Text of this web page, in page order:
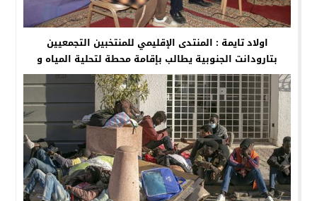
اولاد تايمة : المنتدى الإقليمي للمنتخبين التجمعيين
بتارودانت الجنوبية يطالب بإقامة محطة لتحلية المياه و
خلق استثمارات جديدة